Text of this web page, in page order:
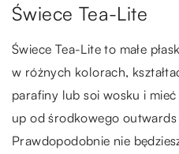
Świece Tea-Lite
Świece Tea-Lite to małe
w różnych kolorach,
parafiny lub soi wosku i
up od środkowego outwards
Prawdopodobnie nie